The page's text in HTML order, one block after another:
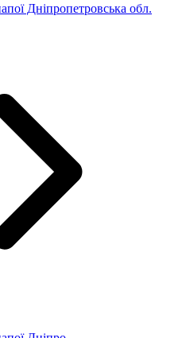
Дніпропетровська обл.